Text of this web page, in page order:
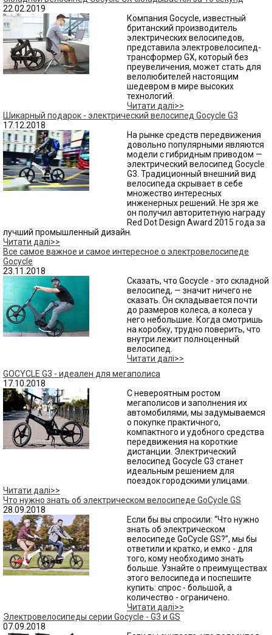
22.02.2019
Компания Goсycle, известный
британский производитель
электрических велосипедов,
представила электровелосипед-
трансформер GX, который без
преувеличения, может стать для
велолюбителей настоящим
шедевром в мире высоких
технологий.
Читати далі>>
Шикарный подарок - электрический велосипед Gocycle G3
17.12.2018
На рынке средств передвижения
довольно популярными являются
модели с гибридным приводом —
электрический велосипед Gocycle
G3. Традиционный внешний вид
велосипеда скрывает в себе
множество интересных
инженерных решений. Не зря же
он получил авторитетную награду
Red Dot Design Award 2015 года за
лучший промышленный дизайн.
Читати далі>>
Все самое важное и самое интересное о электровелосипеде
Gocycle
23.11.2018
Сказать, что Gocycle - это складной
велосипед, — значит ничего не
сказать. Он складывается почти
до размеров колеса, а колеса у
него небольшие. Когда смотришь
на коробку, трудно поверить, что
внутри лежит полноценный
велосипед.
Читати далі>>
GOCYCLE G3 - идеален для мегаполиса
17.10.2018
С невероятным ростом
мегаполисов и заполнения их
автомобилями, мы задумываемся
о покупке практичного,
компактного и удобного средства
передвижения на короткие
дистанции. Электрический
велосипед Gocycle G3 станет
идеальным решением для
поездок городскими улицами.
Читати далі>>
Что нужно знать об электрическом велосипеде GoCycle GS
28.09.2018
Если бы вы спросили: “Что нужно
знать об электрическом
велосипеде GoCycle GS?”, мы бы
ответили и кратко, и емко - для
того, кому необходимо знать
больше. Узнайте о преимуществах
этого велосипеда и поспешите
купить: спрос - большой, а
количество - ограничено.
Читати далі>>
Электровелосипеды серии Gocycle - G3 и GS
07.09.2018